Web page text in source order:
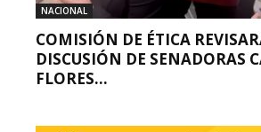
NACIONAL
COMISIÓN DE ÉTICA
DISCUSIÓN DE SENADORAS
FLORES...